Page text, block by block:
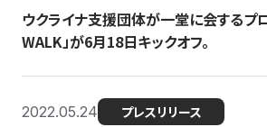
ウクライナ支援団体が一堂に会するプ
WALK」が6月18日キックオフ。
2022.05.24 プレスリリース